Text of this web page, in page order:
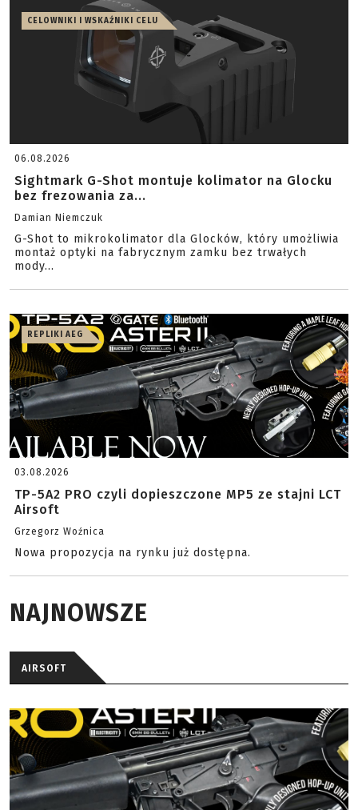
CELOWNIKI I WSKAŹNIKI CELU
06.08.2026
Sightmark G-Shot montuje kolimator na Glocku
bez frezowania za...
Damian Niemczuk
G-Shot to mikrokolimator dla Glocków, który umożliwia
montaż optyki na fabrycznym zamku bez trwałych
mody...
REPLIKI AEG
03.08.2026
TP-5A2 PRO czyli dopieszczone MP5 ze stajni LCT
Airsoft
Grzegorz Woźnica
Nowa propozycja na rynku już dostępna.
NAJNOWSZE
AIRSOFT